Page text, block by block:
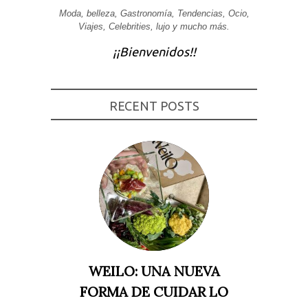
Moda, belleza, Gastronomía, Tendencias, Ocio,
Viajes, Celebrities, lujo y mucho más.
¡¡Bienvenidos!!
RECENT POSTS
WEILO: UNA NUEVA
FORMA DE CUIDAR LO
visita. Si
algunas